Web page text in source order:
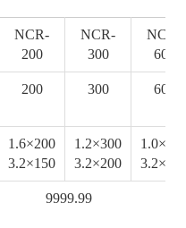
NCR-
200
NCR-
300
NCR-
600
200 300 600
1.6×200
3.2×150
1.2×300
3.2×200
9999.99